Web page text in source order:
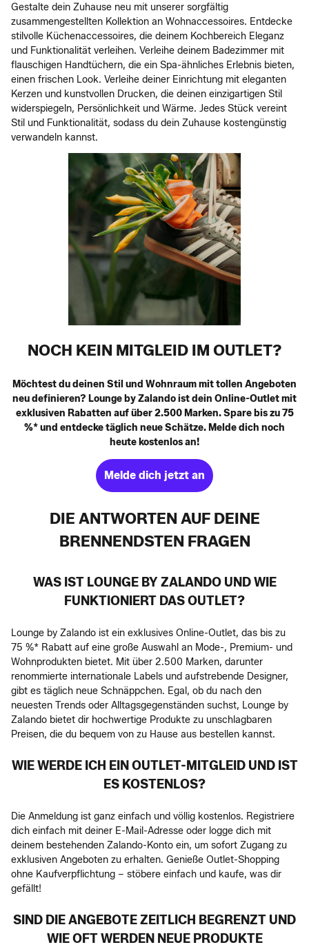
Gestalte dein Zuhause neu mit unserer sorgfältig
zusammengestellten Kollektion an Wohnaccessoires. Entdecke
stilvolle Küchenaccessoires, die deinem Kochbereich Eleganz
und Funktionalität verleihen. Verleihe deinem Badezimmer mit
flauschigen Handtüchern, die ein Spa-ähnliches Erlebnis bieten,
einen frischen Look. Verleihe deiner Einrichtung mit eleganten
Kerzen und kunstvollen Drucken, die deinen einzigartigen Stil
widerspiegeln, Persönlichkeit und Wärme. Jedes Stück vereint
Stil und Funktionalität, sodass du dein Zuhause kostengünstig
verwandeln kannst.
NOCH KEIN MITGLEID IM OUTLET?
Möchtest du deinen Stil und Wohnraum mit tollen Angeboten
neu definieren? Lounge by Zalando ist dein Online-Outlet mit
exklusiven Rabatten auf über 2.500 Marken. Spare bis zu 75
%* und entdecke täglich neue Schätze. Melde dich noch
heute kostenlos an!
Melde dich jetzt an
DIE ANTWORTEN AUF DEINE
BRENNENDSTEN FRAGEN
WAS IST LOUNGE BY ZALANDO UND WIE
FUNKTIONIERT DAS OUTLET?
Lounge by Zalando ist ein exklusives Online-Outlet, das bis zu
75 %* Rabatt auf eine große Auswahl an Mode-, Premium- und
Wohnprodukten bietet. Mit über 2.500 Marken, darunter
renommierte internationale Labels und aufstrebende Designer,
gibt es täglich neue Schnäppchen. Egal, ob du nach den
neuesten Trends oder Alltagsgegenständen suchst, Lounge by
Zalando bietet dir hochwertige Produkte zu unschlagbaren
Preisen, die du bequem von zu Hause aus bestellen kannst.
WIE WERDE ICH EIN OUTLET-MITGLEID UND IST
ES KOSTENLOS?
Die Anmeldung ist ganz einfach und völlig kostenlos. Registriere
dich einfach mit deiner E-Mail-Adresse oder logge dich mit
deinem bestehenden Zalando-Konto ein, um sofort Zugang zu
exklusiven Angeboten zu erhalten. Genieße Outlet-Shopping
ohne Kaufverpflichtung – stöbere einfach und kaufe, was dir
gefällt!
SIND DIE ANGEBOTE ZEITLICH BEGRENZT UND
WIE OFT WERDEN NEUE PRODUKTE